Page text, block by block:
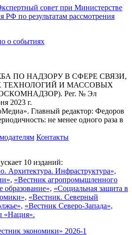
совет при Министерстве
РФ по результатам рассмотрения
ПО НАДЗОРУ В СФЕРЕ СВЯЗИ,
И МАССОВЫХ
Рег. № Эл
2023 г.
Главный редактор: Федоров
не менее одного раза в
Контакты
10 изданий:
Архитектура. Инфраструктура»,
«Вестник агропромышленного
образование», «Социальная защита в
«Вестник. Северный
«Вестник Северо-Запада»,
«Нация».